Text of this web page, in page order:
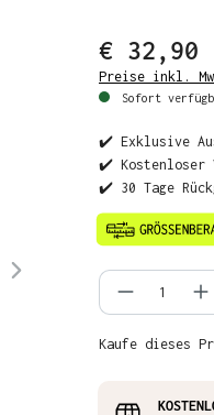
€ 32,90
Preise inkl.
Sofort
✔️ Exklusive
✔️ Kostenloser
✔️ 30 Tage
Produkt
Kaufe dieses